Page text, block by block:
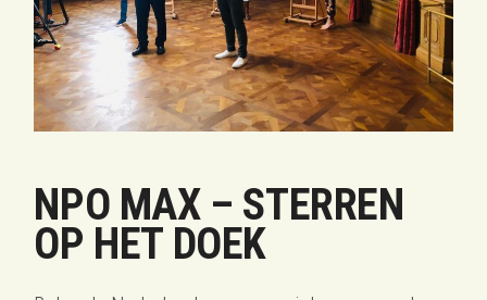
NPO MAX – STERREN
OP HET DOEK